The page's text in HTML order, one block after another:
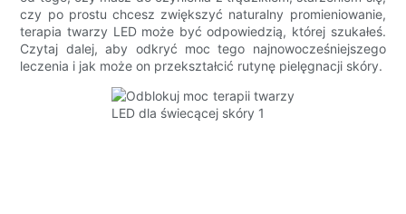
czy po prostu chcesz zwiększyć naturalny promieniowanie,
terapia twarzy LED może być odpowiedzią, której szukałeś.
Czytaj dalej, aby odkryć moc tego najnowocześniejszego
leczenia i jak może on przekształcić rutynę pielęgnacji skóry.